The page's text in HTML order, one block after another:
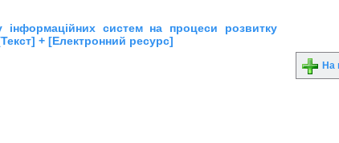
інформаційних систем на процеси розвитку
+ [Електронний ресурс]
На